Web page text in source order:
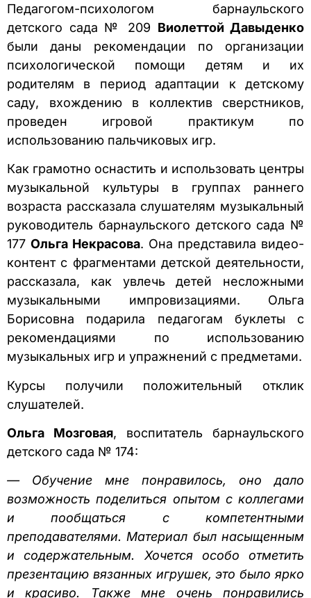
Педагогом-психологом барнаульского
детского сада № 209 Виолеттой Давыденко
были даны рекомендации по организации
психологической помощи детям и их
родителям в период адаптации к детскому
саду, вхождению в коллектив сверстников,
проведен игровой практикум по
использованию пальчиковых игр.
Как грамотно оснастить и использовать центры
музыкальной культуры в группах раннего
возраста рассказала слушателям музыкальный
руководитель барнаульского детского сада №
177 Ольга Некрасова. Она представила видео-
контент с фрагментами детской деятельности,
рассказала, как увлечь детей несложными
музыкальными импровизациями. Ольга
Борисовна подарила педагогам буклеты с
рекомендациями по использованию
музыкальных игр и упражнений с предметами.
Курсы получили положительный отклик
слушателей.
Ольга Мозговая, воспитатель барнаульского
детского сада № 174:
— Обучение мне понравилось, оно дало
возможность поделиться опытом с коллегами
и пообщаться с компетентными
преподавателями. Материал был насыщенным
и содержательным. Хочется особо отметить
презентацию вязанных игрушек, это было ярко
и красиво. Также мне очень понравились